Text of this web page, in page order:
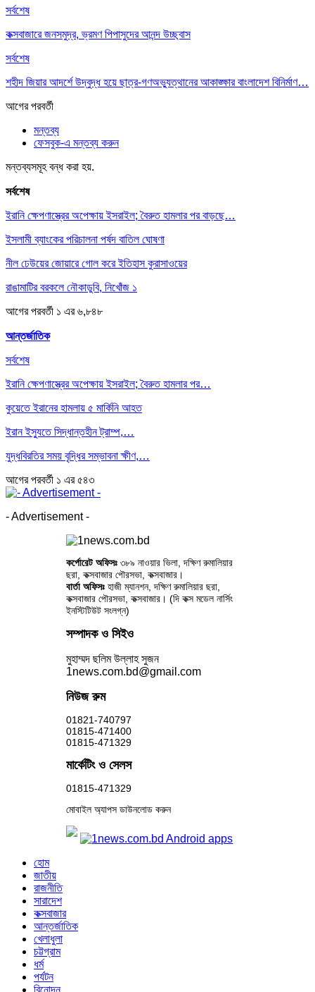
সর্বশেষ
কক্সবাজারে জনসমুদ্র, ভ্রমণ পিপাসুদের আনন্দ উচ্ছ্বাস
সর্বশেষ
শহীদ জিয়ার আদর্শে উদ্বুদ্ধ হয়ে ছাত্র-গণঅভ্যুত্থানের আকাঙ্ক্ষার বাংলাদেশ বিনির্মাণ…
আগেরপরবর্তী
মন্তব্য
ফেসবুক-এ মন্তব্য করুন
মন্তব্যসমূহ বন্ধ করা হয়.
সর্বশেষ
ইরানি ক্ষেপণাস্ত্রের অপেক্ষায় ইসরাইল; বৈরুত হামলার পর বাড়ছে…
ইসলামী ব্যাংকের পরিচালনা পর্ষদ বাতিল ঘোষণা
নীল ঢেউয়ের জোয়ারে গোল করে ইতিহাস কুরাসাওয়ের
রাঙামাটির বরকলে নৌকাডুবি, নিখোঁজ ১
আগেরপরবর্তী ১ এর ৬,৮৪৮
আন্তর্জাতিক
সর্বশেষ
ইরানি ক্ষেপণাস্ত্রের অপেক্ষায় ইসরাইল; বৈরুত হামলার পর…
কুয়েতে ইরানের হামলায় ৫ মার্কিনি আহত
ইরান ইস্যুতে সিদ্ধান্তহীন ট্রাম্প,…
যুদ্ধবিরতির সময় বৃদ্ধির সম্ভাবনা ক্ষীণ,…
আগেরপরবর্তী ১ এর ৫৪৩
- Advertisement -
কর্পোরেট অফিসঃ ৩৮৯ নাওয়ার ভিলা, দক্ষিণ রুমালিয়ার
ছরা, কক্সবাজার পৌরসভা, কক্সবাজার।
বার্তা অফিসঃহাজী ম্যানশন, দক্ষিণ রুমালিয়ার ছরা,
কক্সবাজার পৌরসভা, কক্সবাজার। (দি কক্স মডেল নার্সিং
ইনস্টিটিউট সংলগ্ন)
সম্পাদক ও সিইও
মুহাম্মদ ছলিম উল্লাহ সুজন
1news.com.bd@gmail.com
নিউজ রুম
01821-740797
01815-471400
01815-471329
মার্কেটিং ও সেলস
01815-471329
মোবাইল অ্যাপস ডাউনলোড করুন
হোম
জাতীয়
রাজনীতি
সারাদেশ
কক্সবাজার
আন্তর্জাতিক
খেলাধুলা
চট্টগ্রাম
ধর্ম
পর্যটন